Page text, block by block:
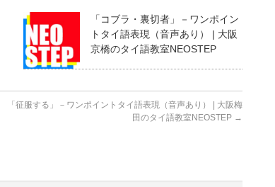
「コブラ・裏切者」－ワンポイン
トタイ語表現（音声あり） | 大阪
京橋のタイ語教室NEOSTEP
「征服する」－ワンポイントタイ語表現（音声あり） | 大阪梅
田のタイ語教室NEOSTEP →